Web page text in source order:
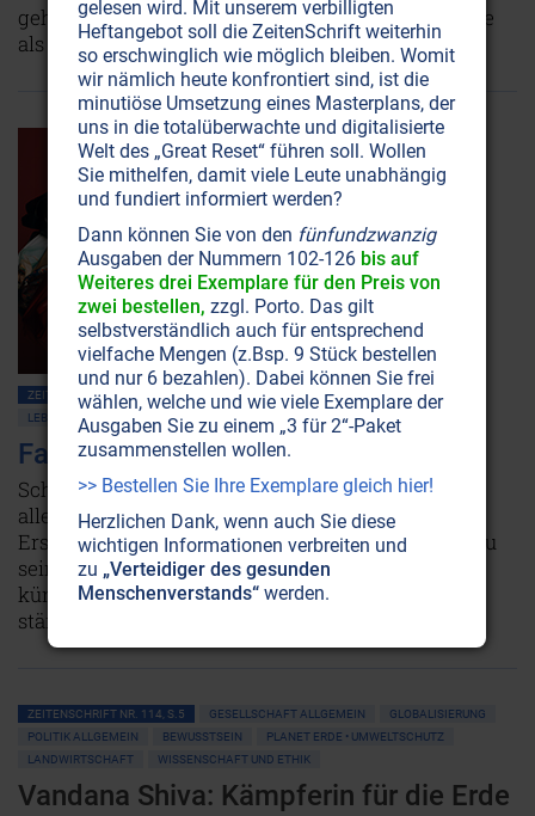
gehen. Wurde sie früher noch verehrt, ist sie heute
als Klimakillerin verschrien.Weiterlesen...
ZEITENSCHRIFT NR. 117, S.38 WIRTSCHAFT
KINDER • JUGEND
LEBENSHILFE
PLANET ERDE • UMWELTSCHUTZ
Fast Fashion: Vom Konsum erdrückt
Schneller, billiger und immer mehr – für viele vor
allem junge Menschen scheint Shopping eine
Ersatzbefriedigung in einer sinnentleerten Welt zu
sein. Skrupellose Online-Händler sorgen mittels
künstlicher Intelligenz dafür, dass die Kassen
ständig weiterklingeln.
ZEITENSCHRIFT NR. 114, S.5 GESELLSCHAFT ALLGEMEIN
GLOBALISIERUNG
POLITIK ALLGEMEIN
BEWUSSTSEIN
PLANET ERDE • UMWELTSCHUTZ
LANDWIRTSCHAFT
WISSENSCHAFT UND ETHIK
Vandana Shiva: Kämpferin für die Erde
gelesen wird. Mit unserem verbilligten
Heftangebot soll die ZeitenSchrift weiterhin
so erschwinglich wie möglich bleiben. Womit
wir nämlich heute konfrontiert sind, ist die
minutiöse Umsetzung eines Masterplans, der
uns in die totalüberwachte und digitalisierte
Welt des „Great Reset“ führen soll. Wollen
Sie mithelfen, damit viele Leute unabhängig
und fundiert informiert werden?
Dann können Sie von den fünfundzwanzig
Ausgaben der Nummern 102-126 bis auf
Weiteres drei Exemplare für den Preis von
zwei bestellen, zzgl. Porto. Das gilt
selbstverständlich auch für entsprechend
vielfache Mengen (z.Bsp. 9 Stück bestellen
und nur 6 bezahlen). Dabei können Sie frei
wählen, welche und wie viele Exemplare der
Ausgaben Sie zu einem „3 für 2“-Paket
zusammenstellen wollen.
>> Bestellen Sie Ihre Exemplare gleich hier!
Herzlichen Dank, wenn auch Sie diese
wichtigen Informationen verbreiten und
zu „Verteidiger des gesunden
Menschenverstands“ werden.